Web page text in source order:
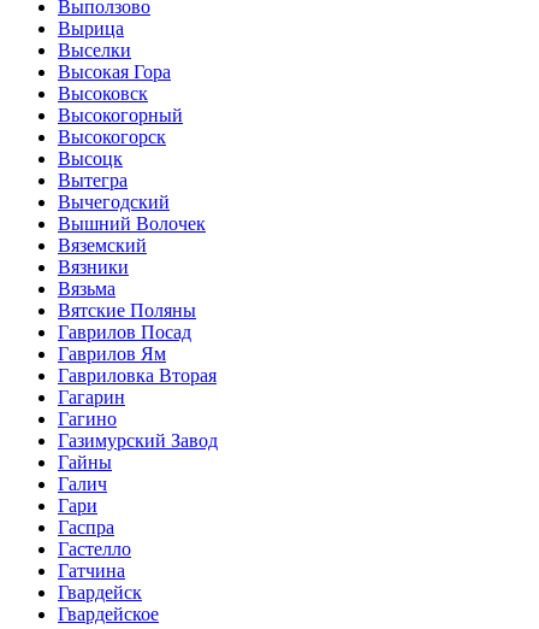
Выползово
Вырица
Выселки
Высокая Гора
Высоковск
Высокогорный
Высокогорск
Высоцк
Вытегра
Вычегодский
Вышний Волочек
Вяземский
Вязники
Вязьма
Вятские Поляны
Гаврилов Посад
Гаврилов Ям
Гавриловка Вторая
Гагарин
Гагино
Газимурский Завод
Гайны
Галич
Гари
Гаспра
Гастелло
Гатчина
Гвардейск
Гвардейское